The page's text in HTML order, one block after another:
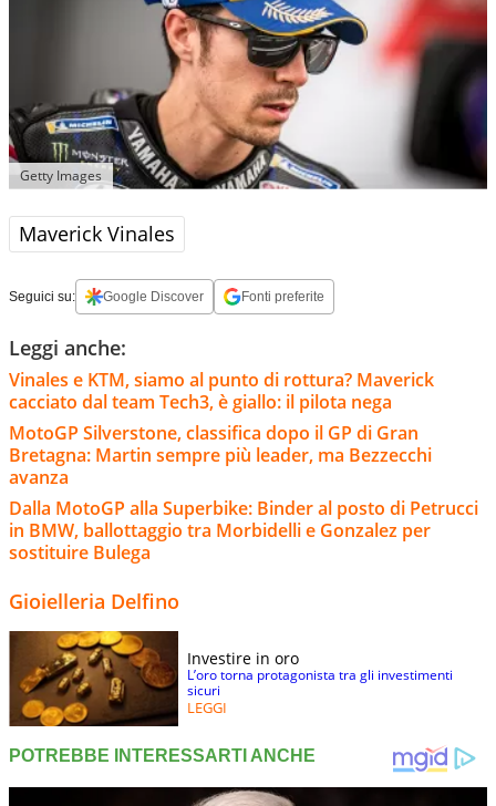
Getty Images
Maverick Vinales
Seguici su: Google Discover Fonti preferite
Leggi anche:
Vinales e KTM, siamo al punto di rottura? Maverick
cacciato dal team Tech3, è giallo: il pilota nega
MotoGP Silverstone, classifica dopo il GP di Gran
Bretagna: Martin sempre più leader, ma Bezzecchi
avanza
Dalla MotoGP alla Superbike: Binder al posto di Petrucci
in BMW, ballottaggio tra Morbidelli e Gonzalez per
sostituire Bulega
Gioielleria Delfino
Investire in oro
L’oro torna protagonista tra gli investimenti
sicuri
LEGGI